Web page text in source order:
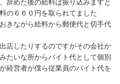
辞めた後の給料は振り込みますと
の６６０円を取られてました
きながら給料から郵便代と切手代
店したりするのですがその会社か
たいな所からバイト代として個別
経営者が僕ら従業員のバイト代を